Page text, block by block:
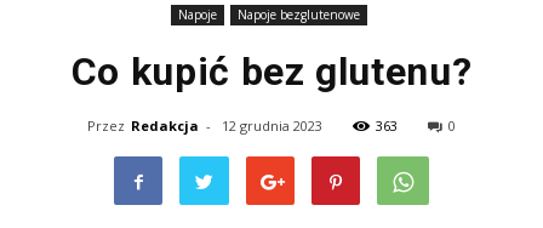
Napoje Napoje bezglutenowe
Co kupić bez glutenu?
Przez Redakcja - 12 grudnia 2023 363 0